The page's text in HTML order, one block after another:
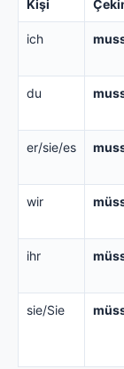
Kişi
ich
du
er/sie/es
wir
ihr
sie/Sie